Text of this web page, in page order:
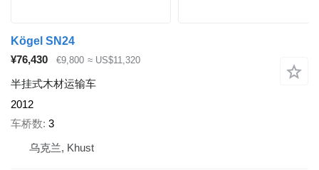
Kögel SN24
¥76,430
€9,800 ≈ US$11,320
半挂式木材运输车
2012
车桥数 3
乌克兰, Khust